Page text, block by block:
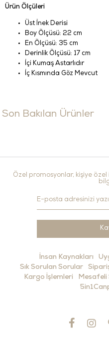
Ürün Ölçüleri
Üst İnek Derisi
Boy Ölçüsü: 22 cm
En Ölçüsü: 35 cm
Derinlik Ölçüsü: 17 cm
İçi Kumaş Astarlıdır
İç Kısmında Göz Mevcut
Son Bakılan Ürünler
Özel promosyonlar, kişiye
İnsan Kaynakları
Sık Sorulan Sorular
Kargo İşlemleri
Mesafeli